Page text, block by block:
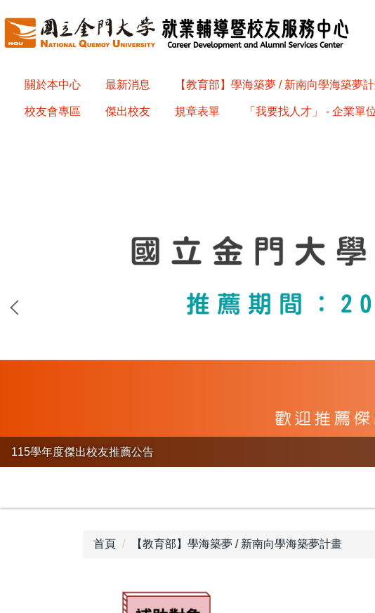
到
主
關於本中心 最新消息 【教育部】學海築夢 / 新南向學海築夢
校友會專區 傑出校友 規章表單 「我要找人才」 - 企業單
115學年度傑出校友推薦公告
首頁 【教育部】學海築夢 / 新南向學海築夢計畫